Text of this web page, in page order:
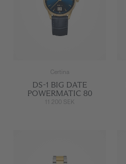
Certina
DS-1 BIG DATE
POWERMATIC 80
11 200 SEK